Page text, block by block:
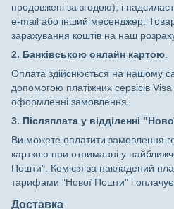
продовжені за згодою), і
e-mail або інший месенджер. Товар
зарахування коштів на наш
2. Банківською онлайн картою
Оплата здійснюється на нашому
допомогою платіжних сервісів
оформленні замовлення.
3. Післяплата у відділенні
Ви можете оплатити замовлення
карткою при отриманні у
Пошти". Комісія за накладений
тарифами "Нової Пошти" і
Доставка